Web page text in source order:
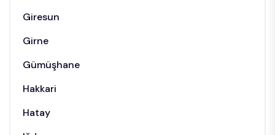
Giresun
Girne
Gümüşhane
Hakkari
Hatay